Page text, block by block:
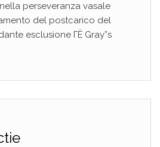
perseveranza vasale
del postcarico del
esclusione ГЁ Gray”s